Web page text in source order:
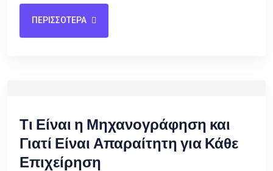
ΠΕΡΙΣΣΟΤΕΡΑ
Τι Είναι η Μηχανογράφηση και
Γιατί Είναι Απαραίτητη για Κάθε
Επιχείρηση